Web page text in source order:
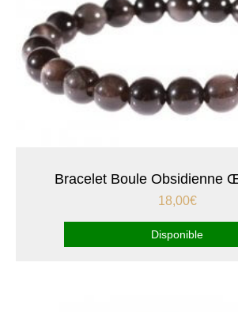
Bracelet Boule Obsidienne
sur 5
18,00€
Disponible